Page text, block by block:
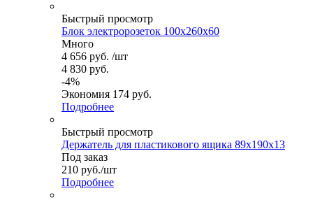
Быстрый просмотр
Блок электророзеток 100x260x60
Много
4 656 руб. /шт
4 830 руб.
-4%
Экономия 174 руб.
Подробнее
Быстрый просмотр
Держатель для пластикового ящика 89x190x13
Под заказ
210 руб./шт
Подробнее